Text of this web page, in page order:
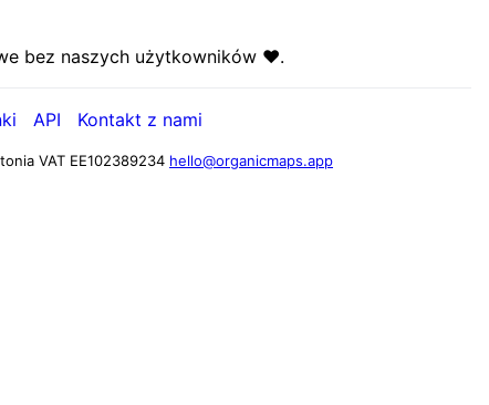
bez naszych użytkowników ❤️.
API Kontakt z nami
VAT EE102389234 hello@organicmaps.app